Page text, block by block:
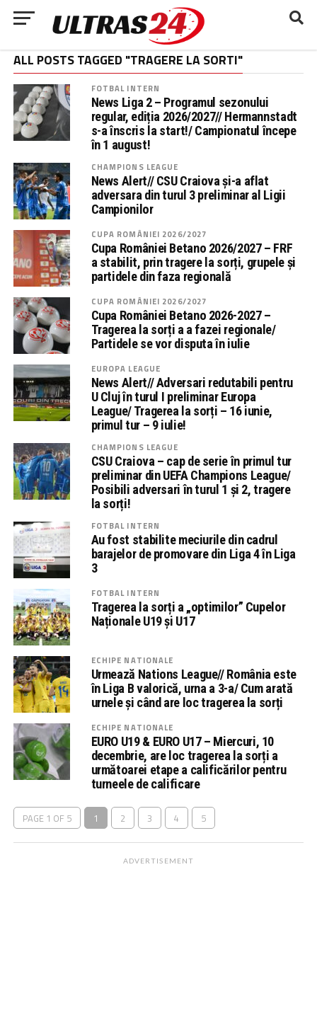
ALL POSTS TAGGED "TRAGERE LA SORTI"
FOTBAL INTERN
News Liga 2 – Programul sezonului
regular, ediția 2026/2027// Hermannstadt
s-a înscris la start!/ Campionatul începe
în 1 august!
CHAMPIONS LEAGUE
News Alert// CSU Craiova și-a aflat
adversara din turul 3 preliminar al Ligii
Campionilor
CUPA ROMÂNIEI 2026/2027
Cupa României Betano 2026/2027 – FRF
a stabilit, prin tragere la sorți, grupele și
partidele din faza regională
CUPA ROMÂNIEI 2026/2027
Cupa României Betano 2026-2027 –
Tragerea la sorți a a fazei regionale/
Partidele se vor disputa în iulie
EUROPA LEAGUE
News Alert// Adversari redutabili pentru
U Cluj în turul I preliminar Europa
League/ Tragerea la sorți – 16 iunie,
primul tur – 9 iulie!
CHAMPIONS LEAGUE
CSU Craiova – cap de serie în primul tur
preliminar din UEFA Champions League/
Posibili adversari în turul 1 și 2, tragere
la sorți!
FOTBAL INTERN
Au fost stabilite meciurile din cadrul
barajelor de promovare din Liga 4 în Liga
3
FOTBAL INTERN
Tragerea la sorți a „optimilor” Cupelor
Naționale U19 și U17
ECHIPE NATIONALE
Urmează Nations League// România este
în Liga B valorică, urna a 3-a/ Cum arată
urnele și când are loc tragerea la sorți
ECHIPE NATIONALE
EURO U19 & EURO U17 – Miercuri, 10
decembrie, are loc tragerea la sorți a
următoarei etape a calificărilor pentru
turneele de calificare
PAGE 1 OF 5 1 2 3 4 5
ADVERTISEMENT